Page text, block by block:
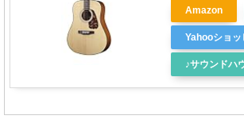
Amazon
Yahooショッ
♪サウンドハ